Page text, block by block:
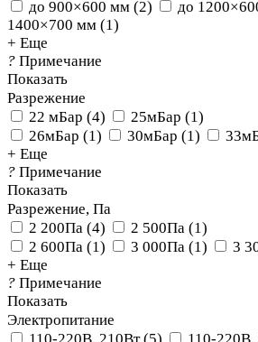
до 900×600 мм (2) до
1400×700 мм (1)
+ Еще
? Примечание
Показать
Разрежение
22 мБар (4) 25мБар (1)
26мБар (1) 30мБар (1)
+ Еще
? Примечание
Показать
Разрежение, Па
2 200Па (4) 2 500Па (1)
2 600Па (1) 3 000Па (1) 3
+ Еще
? Примечание
Показать
Электропитание
110-220В, 210Вт(5) 110-220В,